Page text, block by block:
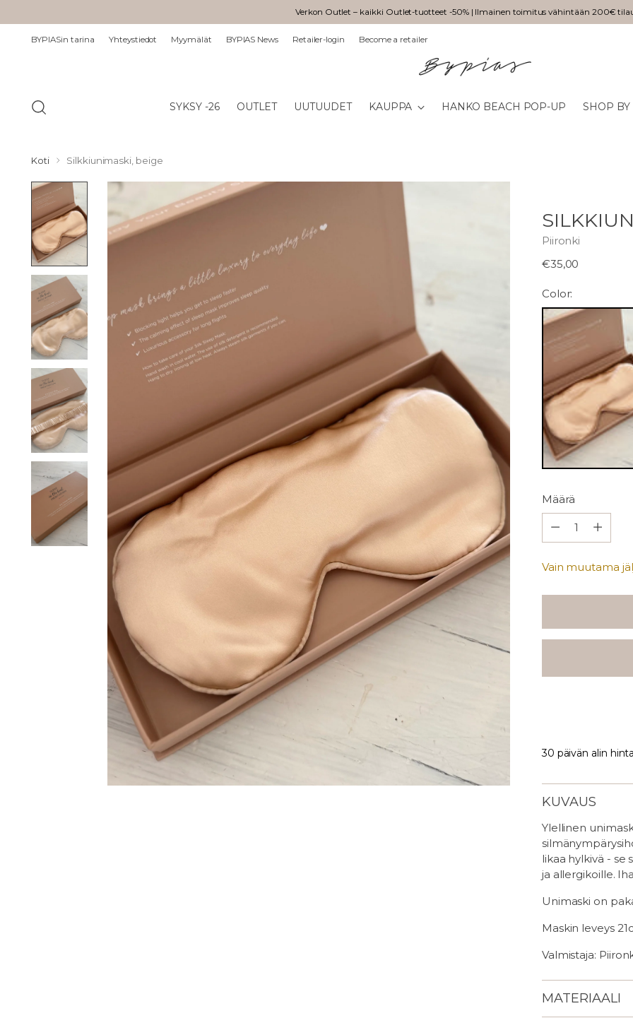
Verkon Outlet – kaikki Outlet-tuotteet -50% | Ilmainen toimitus vähintään 200€
BYPIASin tarina Yhteystiedot Myymälät BYPIAS News Retailer-login Become a retailer
SYKSY -26 OUTLET UUTUUDET KAUPPA HANKO BEACH POP-UP SHOP
Koti Silkkiunimaski, beige
Piironki
Normaali
€35,00
Color:
Määrä
Määrä
Vain muutama
30 päivän alin hinta
KUVAUS
Ylellinen
likaa hylkivä - se
ja allergikoille.
Unimaski on
Maskin leveys
Valmistaja:
MATERIAALI